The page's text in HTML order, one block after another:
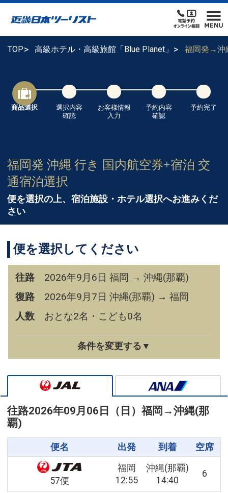
TOP 高級ホテル・高級旅館「Blue Planet」 福岡発→沖
商品選択
選択内容
確認
お客様情報
入力
予約内容
確認
予約完了
福岡発 沖縄 行き 国内航空券+宿泊 交
通宿泊選択
便を選択の上、宿泊施設・ホテル選択へお進みくだ
さい
便を選択してください
往路
2026年9月6日 福岡 → 沖縄(那覇)
復路
2026年9月7日 沖縄(那覇) → 福岡
人数
おとな2名・こども0名
条件を変更する▼
往路2026年09月06日（日）福岡 →沖縄(那
覇)
便名 出発 到着 空席
57便
福岡
12:55
沖縄(那覇)
14:40
6